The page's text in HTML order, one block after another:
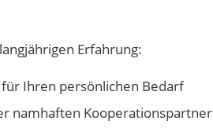
Erfahrung:
Ihren persönlichen Bedarf
namhaften Kooperationspartner